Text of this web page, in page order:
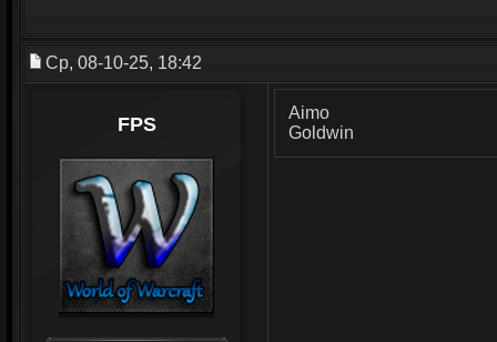
Ср, 08-10-25, 18:42
FPS
Aimo
Goldwin